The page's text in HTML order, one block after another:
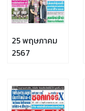
25 พฤษภาคม
2567